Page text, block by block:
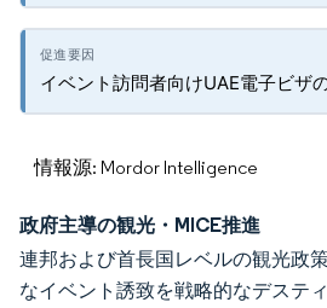
イベント訪問者向けUAE電子ビザ
情報源: Mordor Intelligence
政府主導の観光・MICE推進
連邦および首長国レベルの観光政
なイベント誘致を戦略的なデステ